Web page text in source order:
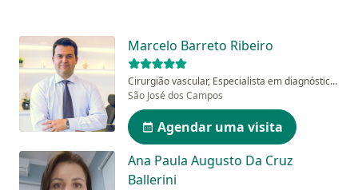
Marcelo Barreto Ribeiro
Cirurgião vascular, Especialista em diagnóstico por imagem
São José dos Campos
Agendar uma visita
Ana Paula Augusto Da Cruz
Ballerini